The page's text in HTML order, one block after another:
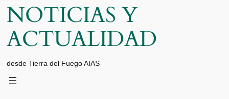
NOTICIAS Y
ACTUALIDAD
desde Tierra del Fuego AIAS